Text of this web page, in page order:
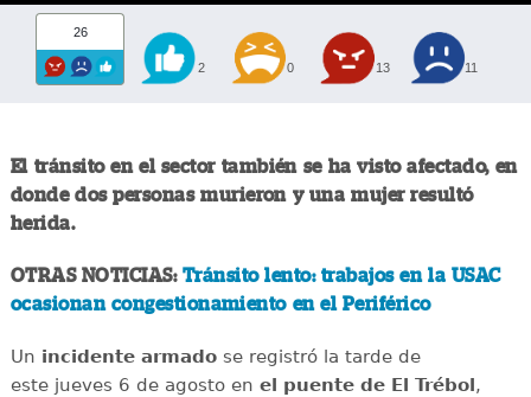
26
2 0 13 11
El tránsito en el sector también se ha visto afectado, en
donde dos personas murieron y una mujer resultó
herida.
OTRAS NOTICIAS: Tránsito lento: trabajos en la USAC
ocasionan congestionamiento en el Periférico
Un incidente armadose registró la tarde de
este jueves 6 de agosto en el puente de El Trébol,